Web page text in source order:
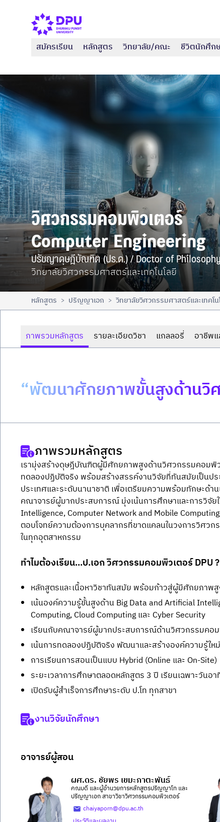
สมัครเรียน หลักสูตร วิทยาลัย/คณะ ชีวิตนักศึก
วิศวกรรมคอมพิวเตอร์
Computer Engineering
ปรัชญาดุษฎีบัณฑิต (ปร.ด.) / Doctor of Philosophy
วิทยาลัยวิศวกรรมศาสตร์และเทคโนโลยี
หลักสูตร > ปริญญาเอก > วิทยาลัยวิศวกรรมศาสตร์และเทคโน
ภาพรวมหลักสูตร รายละเอียดวิชา แกลลอรี่ อาชีพแ
“พัฒนาศักยภาพขั้นสูงด้านวิศ
ภาพรวมหลักสูตร
เรามุ่งสร้างดุษฎีบัณฑิตผู้มีศักยภาพสูงด้านวิศวกรรมคอมพิ
ทดลองปฏิบัติจริง พร้อมสร้างสรรค์งานวิจัยที่ทันสมัยเป็นปร
ประเทศและระดับนานาชาติ เพื่อเตรียมความพร้อมทักษะด้า
คณาจารย์ผู้มากประสบการณ์ มุ่งเน้นการศึกษาและการวิจัย
Intelligence, Computer Network and Mobile
ตอบโจทย์ความต้องการบุคลากรที่ขาดแคลนในวงการวิศว
ในทุกอุตสาหกรรม
ทำไมต้องเรียน...ป.เอก วิศวกรรมคอมพิวเตอร์ DPU ?
หลักสูตรและเนื้อหาวิชาทันสมัย พร้อมก้าวสู่ผู้มีศักยภาพ
เน้นองค์ความรู้ขั้นสูงด้าน Big Data and Artificial
Computing, Cloud Computing และ Cyber Security
เรียนกับคณาจารย์ผู้มากประสบการณ์ด้านวิศวกรรมคอ
เน้นการทดลองปฏิบัติจริง พัฒนาและสร้างองค์ความรู้ให
การเรียนการสอนเป็นแบบ Hybrid (Online และ On-Site)
ระยะเวลาการศึกษาตลอดหลักสูตร 3 ปี เรียนเฉพาะวันอ
เปิดรับผู้สำเร็จการศึกษาระดับ ป.โท ทุกสาขา
งานวิจัยนักศึกษา
อาจารย์ผู้สอน
ผศ.ดร. ชัยพร เขมะภาตะพันธ์
คณบดี และผู้อำนวยการหลักสูตรปริญญาโท และ
ปริญญาเอก สาขาวิชาวิศวกรรมคอมพิวเตอร์
chaiyaporn@dpu.ac.th